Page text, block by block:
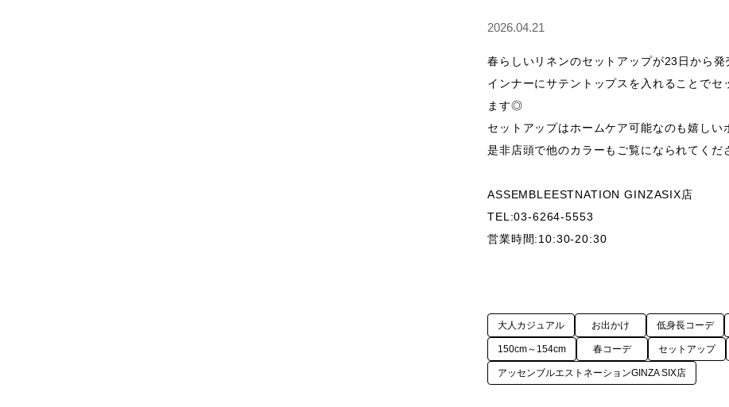
2026.04.21
春らしいリネンのセットアップが23日から発
インナーにサテントップスを入れることで
ます◎
セットアップはホームケア可能なのも嬉しい
是非店頭で他のカラーもご覧になられてくだ
ASSEMBLEESTNATION GINZASIX店
TEL:03-6264-5553
大人カジュアル お出かけ 低身長コーデ
150cm～154cm 春コーデ セットアップ
アッセンブルエストネーションGINZA SIX店